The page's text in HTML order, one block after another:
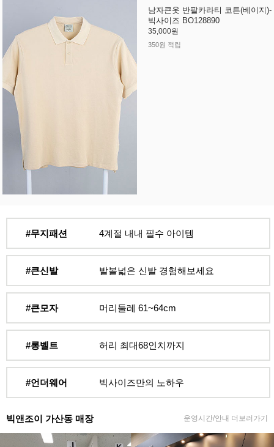
남자큰옷 반팔카라티 코튼(베이지)-
빅사이즈 BO128890
35,000원
350원 적립
#무지패션 4계절 내내 필수 아이템
#큰신발 발볼넓은 신발 경험해보세요
#큰모자 머리둘레 61~64cm
#롱벨트 허리 최대68인치까지
#언더웨어 빅사이즈만의 노하우
빅앤조이 가산동 매장 운영시간/안내 더보러가기